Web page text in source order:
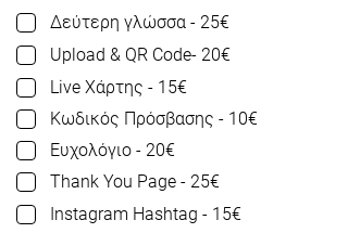
Δεύτερη γλώσσα - 25€
Upload & QR Code- 20€
Live Χάρτης - 15€
Κωδικός Πρόσβασης - 10€
Ευχολόγιο - 20€
Thank You Page - 25€
Instagram Hashtag - 15€